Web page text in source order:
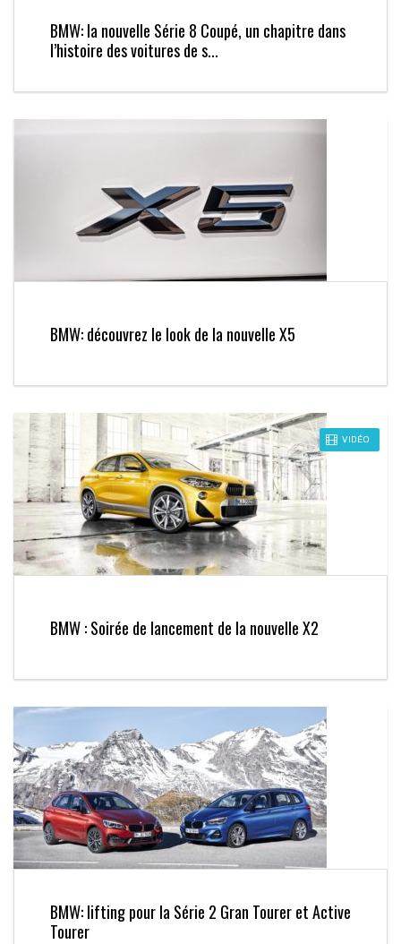
BMW: la nouvelle Série 8 Coupé, un chapitre dans
l’histoire des voitures de s...
BMW: découvrez le look de la nouvelle X5
VIDÉO
BMW : Soirée de lancement de la nouvelle X2
BMW: lifting pour la Série 2 Gran Tourer et Active
Tourer